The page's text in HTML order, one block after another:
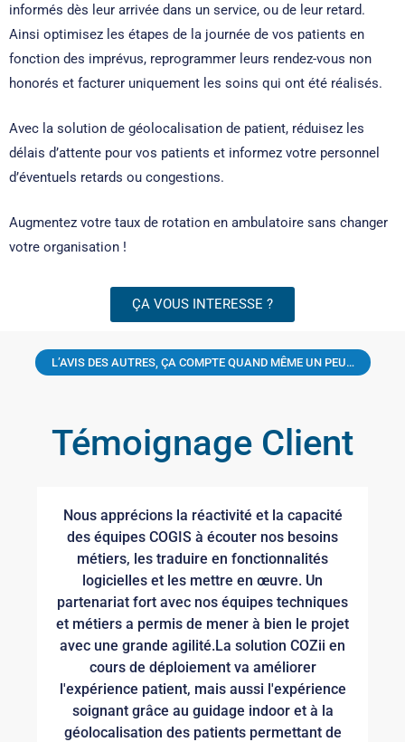
informés dès leur arrivée dans un service, ou de leur retard.
Ainsi optimisez les étapes de la journée de vos patients en
fonction des imprévus, reprogrammer leurs rendez-vous non
honorés et facturer uniquement les soins qui ont été réalisés.
Avec la solution de géolocalisation de patient, réduisez les
délais d’attente pour vos patients et informez votre personnel
d’éventuels retards ou congestions.
Augmentez votre taux de rotation en ambulatoire sans changer
votre organisation !
ÇA VOUS INTERESSE ?
L’AVIS DES AUTRES, ÇA COMPTE QUAND MÊME UN PEU…
Témoignage Client
Nous apprécions la réactivité et la capacité
des équipes COGIS à écouter nos besoins
métiers, les traduire en fonctionnalités
logicielles et les mettre en œuvre. Un
partenariat fort avec nos équipes techniques
et métiers a permis de mener à bien le projet
avec une grande agilité.​ La solution COZii en
cours de déploiement va améliorer
l'expérience patient, mais aussi l'expérience
soignant grâce au guidage indoor et à la
géolocalisation des patients permettant de